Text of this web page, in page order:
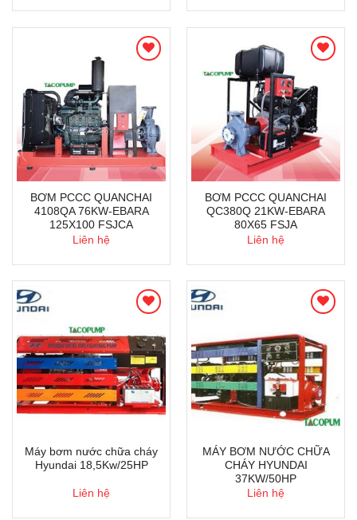
BƠM PCCC QUANCHAI
4108QA 76KW-EBARA
125X100 FSJCA
Liên hệ
BƠM PCCC QUANCHAI
QC380Q 21KW-EBARA
80X65 FSJA
Liên hệ
Máy bơm nước chữa cháy
Hyundai 18,5Kw/25HP
Liên hệ
MÁY BƠM NƯỚC CHỮA
CHÁY HYUNDAI
37KW/50HP
Liên hệ